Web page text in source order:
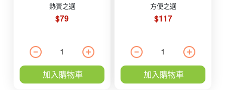
熱賣之選
$79
加入購物車
方便之選
$117
加入購物車